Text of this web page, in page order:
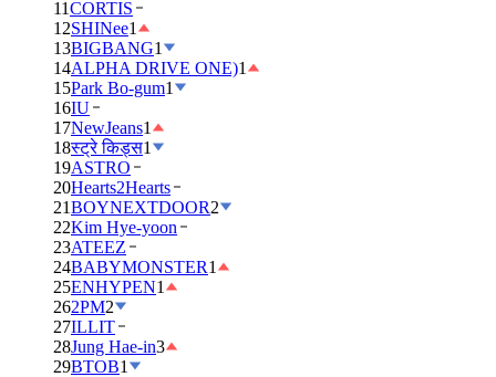
11CORTIS
12SHINee1
13BIGBANG1
14ALPHA DRIVE ONE)1
15Park Bo-gum1
16IU
17NewJeans1
18स्ट्रे किड्स1
19ASTRO
20Hearts2Hearts
21BOYNEXTDOOR2
22Kim Hye-yoon
23ATEEZ
24BABYMONSTER1
25ENHYPEN1
262PM2
27ILLIT
28Jung Hae-in3
29BTOB1